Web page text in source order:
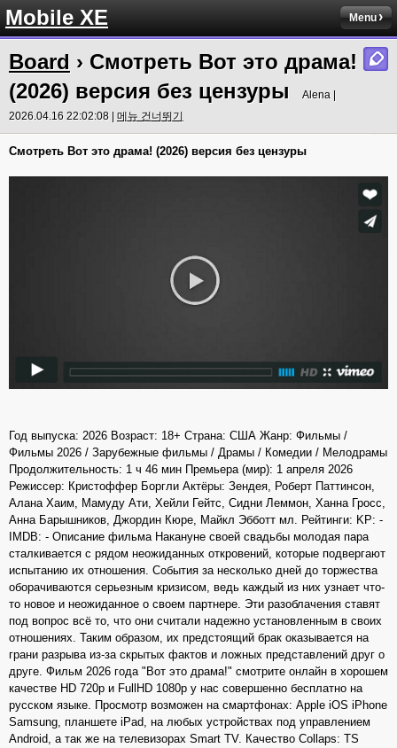
Mobile XE Menu
Board › Смотреть Вот это драма!
(2026) версия без цензуры
Alena |
2026.04.16 22:02:08 | 메뉴 건너뛰기
Смотреть Вот это драма! (2026) версия без цензуры
Год выпуска: 2026 Возраст: 18+ Страна: США Жанр: Фильмы /
Фильмы 2026 / Зарубежные фильмы / Драмы / Комедии / Мелодрамы
Продолжительность: 1 ч 46 мин Премьера (мир): 1 апреля 2026
Режиссер: Кристоффер Боргли Актёры: Зендея, Роберт Паттинсон,
Алана Хаим, Мамуду Ати, Хейли Гейтс, Сидни Леммон, Ханна Гросс,
Анна Барышников, Джордин Кюре, Майкл Эбботт мл. Рейтинги: KP: -
IMDB: - Описание фильма Накануне своей свадьбы молодая пара
сталкивается с рядом неожиданных откровений, которые подвергают
испытанию их отношения. События за несколько дней до торжества
оборачиваются серьезным кризисом, ведь каждый из них узнает что-
то новое и неожиданное о своем партнере. Эти разоблачения ставят
под вопрос всё то, что они считали надежно установленным в своих
отношениях. Таким образом, их предстоящий брак оказывается на
грани разрыва из-за скрытых фактов и ложных представлений друг о
друге. Фильм 2026 года "Вот это драма!" смотрите онлайн в хорошем
качестве HD 720p и FullHD 1080p у нас совершенно бесплатно на
русском языке. Просмотр возможен на смартфонах: Apple iOS iPhone
Samsung, планшете iPad, на любых устройствах под управлением
Android, а так же на телевизорах Smart TV. Качество Collaps: TS